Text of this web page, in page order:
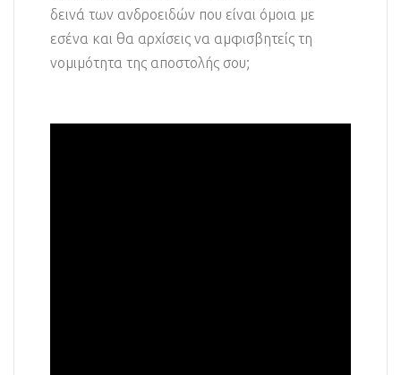
δεινά των ανδροειδών που είναι όμοια με
εσένα και θα αρχίσεις να αμφισβητείς τη
νομιμότητα της αποστολής σου;